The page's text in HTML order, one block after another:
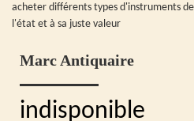
acheter différents types d'instruments
l'état et à sa juste valeur
Marc Antiquaire
indisponible